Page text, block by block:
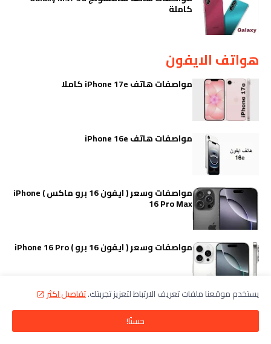
كاملة
هواتف الايفون
مواصفات هاتف iPhone 17e كاملا
مواصفات هاتف iPhone 16e
مواصفات وسعر ( ايفون 16 برو ماكس ) iPhone
16 Pro Max
مواصفات وسعر ( ايفون 16 برو ) iPhone 16 Pro
التصنيفات
هواتف محمولة فرمتة تطبيقات مشاكل و حلول
يستخدم موقعنا ملفات تعريف الارتباط لتعزيز تجربتك.تفاصيل اكثر
حسنًا!